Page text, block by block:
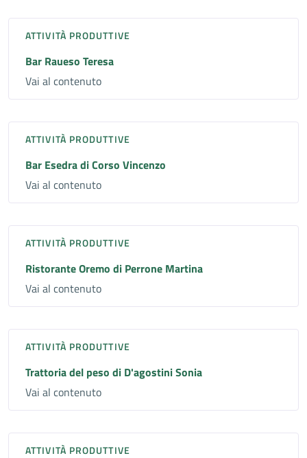
ATTIVITÀ PRODUTTIVE
Bar Raueso Teresa
Vai al contenuto
ATTIVITÀ PRODUTTIVE
Bar Esedra di Corso Vincenzo
Vai al contenuto
ATTIVITÀ PRODUTTIVE
Ristorante Oremo di Perrone Martina
Vai al contenuto
ATTIVITÀ PRODUTTIVE
Trattoria del peso di D'agostini Sonia
Vai al contenuto
ATTIVITÀ PRODUTTIVE